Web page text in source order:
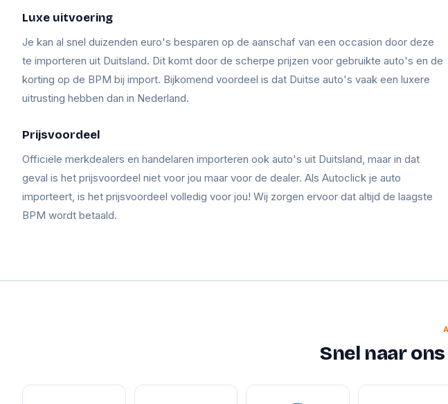
Luxe uitvoering
Je kan al snel duizenden euro's besparen op de aanschaf van een occasion door deze
te importeren uit Duitsland. Dit komt door de scherpe prijzen voor gebruikte auto's en de
korting op de BPM bij import. Bijkomend voordeel is dat Duitse auto's vaak een luxere
uitrusting hebben dan in Nederland.
Prijsvoordeel
Officiële merkdealers en handelaren importeren ook auto's uit Duitsland, maar in dat
geval is het prijsvoordeel niet voor jou maar voor de dealer. Als Autoclick je auto
importeert, is het prijsvoordeel volledig voor jou! Wij zorgen ervoor dat altijd de laagste
BPM wordt betaald.
Snel naar